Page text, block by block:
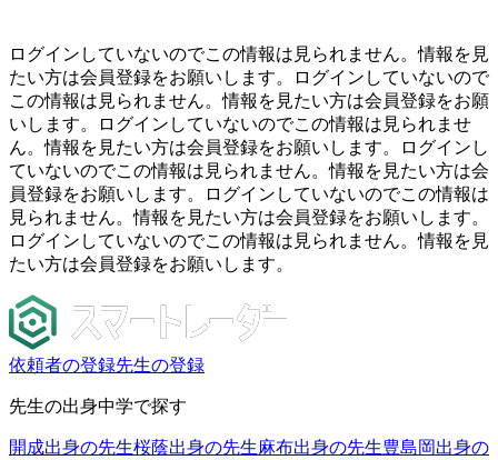
ログインしていないのでこの情報は見られません。情報を見
たい方は会員登録をお願いします。ログインしていないので
この情報は見られません。情報を見たい方は会員登録をお願
いします。ログインしていないのでこの情報は見られませ
ん。情報を見たい方は会員登録をお願いします。ログインし
ていないのでこの情報は見られません。情報を見たい方は会
員登録をお願いします。ログインしていないのでこの情報は
見られません。情報を見たい方は会員登録をお願いします。
ログインしていないのでこの情報は見られません。情報を見
たい方は会員登録をお願いします。
依頼者の登録先生の登録
先生の出身中学で探す
開成出身の先生桜蔭出身の先生麻布出身の先生豊島岡出身の